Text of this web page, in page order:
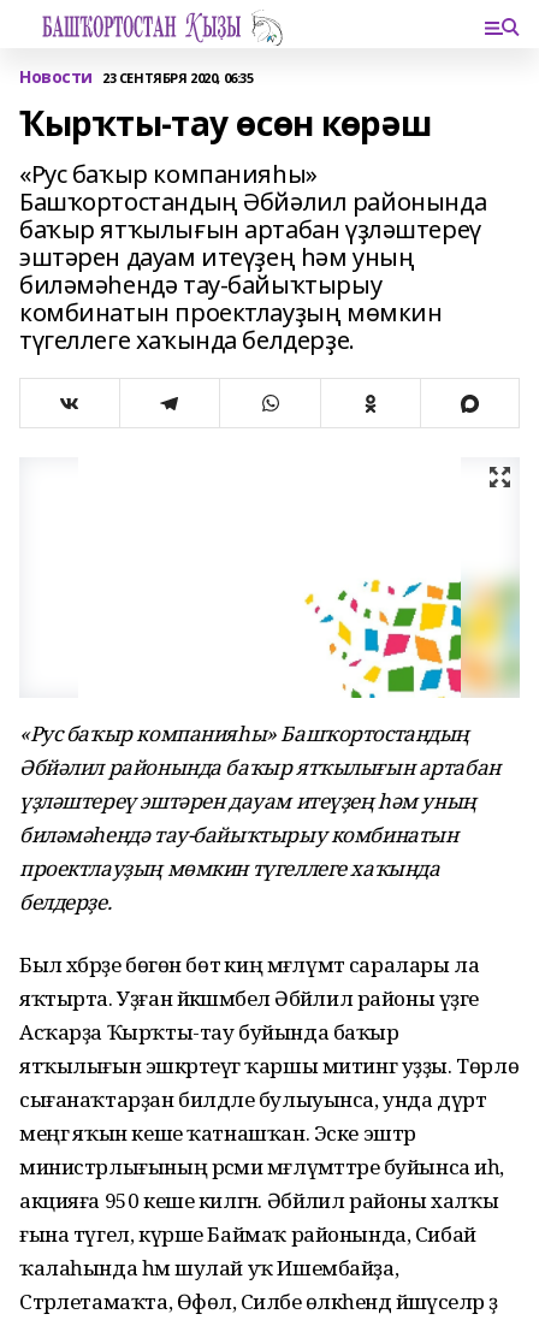
Новости 23 СЕНТЯБРЯ 2020, 06:35
Ҡырҡты-тау өсөн көрәш
«Рус баҡыр компанияһы»
Башҡортостандың Әбйәлил районында
баҡыр ятҡылығын артабан үҙләштереү
эштәрен дауам итеүҙең һәм уның
биләмәһендә тау-байыҡтырыу
комбинатын проектлауҙың мөмкин
түгеллеге хаҡында белдерҙе.
«Рус баҡыр компанияһы» Башҡортостандың
Әбйәлил районында баҡыр ятҡылығын артабан
үҙләштереү эштәрен дауам итеүҙең һәм уның
биләмәһендә тау-байыҡтырыу комбинатын
проектлауҙың мөмкин түгеллеге хаҡында
белдерҙе.
Был хәбәрҙе бөгөн бөтә киң мәғлүмәт саралары ла
яҡтырта. Уҙған йәкшәмбелә Әбйәлил районы үҙәге
Асҡарҙа Ҡырҡты-тау буйында баҡыр
ятҡылығын эшкәртеүгә ҡаршы митинг уҙҙы. Төрлө
сығанаҡтарҙан билдәле булыуынса, унда дүрт
меңгә яҡын кеше ҡатнашҡан. Эске эштәр
министрлығының рәсми мәғлүмәттәре буйынса иһә,
акцияға 950 кеше килгән. Әбйәлил районы халҡы
ғына түгел, күрше Баймаҡ районында, Сибай
ҡалаһында һәм шулай уҡ Ишембайҙа,
Стәрлетамаҡта, Өфөлә, Силәбе өлкәһендә йәшәүселәр ҙә